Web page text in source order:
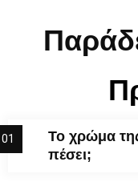
Το χρώμα
πέσει;
01